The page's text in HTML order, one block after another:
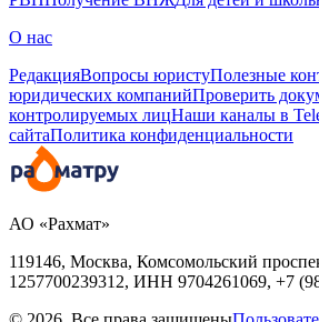
О нас
РедакцияВопросы юристуПолезные
юридических компанийПроверить
контролируемых лицНаши каналы в
сайтаПолитика конфиденциальности
АО «Рахмат»
119146, Москва, Комсомольский
1257700239312, ИНН 9704261069, +7